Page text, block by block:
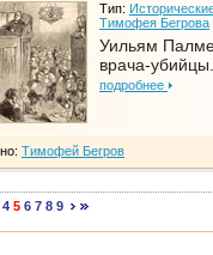
Тип:
Тимофея Бегрова
Уильям
врача-
подробнее
Тимофей Бегров
4 5 6 7 8 9